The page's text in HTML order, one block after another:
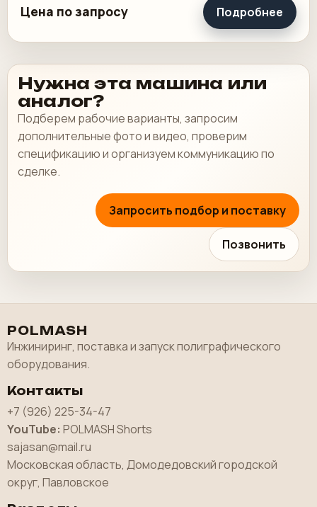
Цена по запросу Подробнее
Нужна эта машина или
аналог?
Подберем рабочие варианты, запросим
дополнительные фото и видео, проверим
спецификацию и организуем коммуникацию по
сделке.
Запросить подбор и поставку
Позвонить
POLMASH
Инжиниринг, поставка и запуск полиграфического
оборудования.
Контакты
+7 (926) 225-34-47
YouTube: POLMASH Shorts
sajasan@mail.ru
Московская область, Домодедовский городской
округ, Павловское